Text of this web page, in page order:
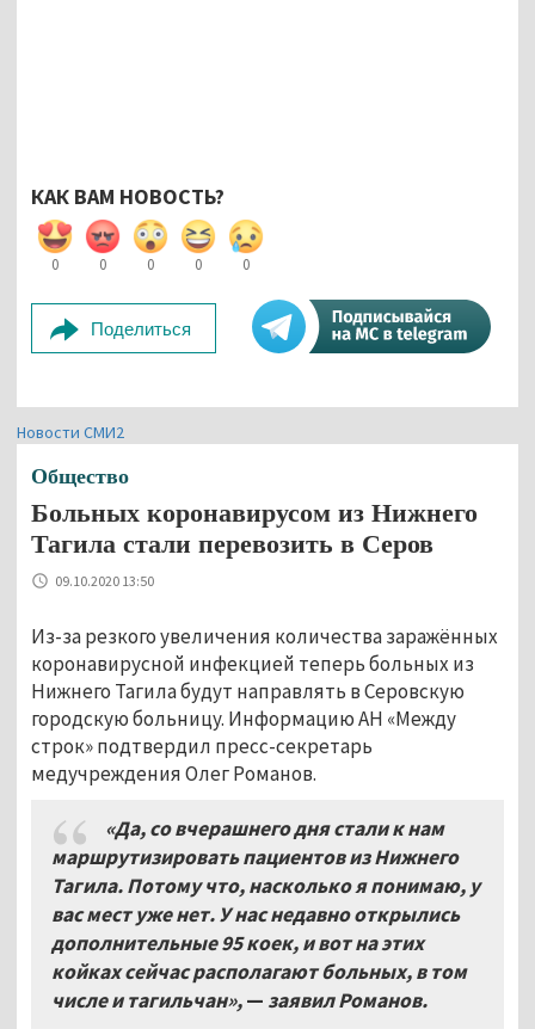
КАК ВАМ НОВОСТЬ?
0 0 0 0 0
Поделиться
Новости СМИ2
Общество
Больных коронавирусом из Нижнего
Тагила стали перевозить в Серов
09.10.2020 13:50
Из-за резкого увеличения количества заражённых
коронавирусной инфекцией теперь больных из
Нижнего Тагила будут направлять в Серовскую
городскую больницу. Информацию АН «Между
строк» подтвердил пресс-секретарь
медучреждения Олег Романов.
«Да, со вчерашнего дня стали к нам
маршрутизировать пациентов из Нижнего
Тагила. Потому что, насколько я понимаю, у
вас мест уже нет. У нас недавно открылись
дополнительные 95 коек, и вот на этих
койках сейчас располагают больных, в том
числе и тагильчан»,— заявил Романов.